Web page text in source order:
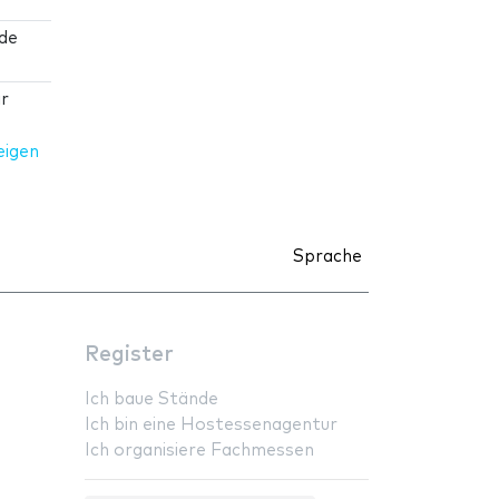
Sprache
Register
Ich baue Stände
Ich bin eine Hostessenagentur
Ich organisiere Fachmessen